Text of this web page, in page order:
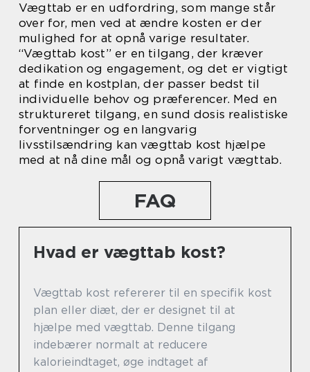
Vægttab er en udfordring, som mange står
over for, men ved at ændre kosten er der
mulighed for at opnå varige resultater.
“Vægttab kost” er en tilgang, der kræver
dedikation og engagement, og det er vigtigt
at finde en kostplan, der passer bedst til
individuelle behov og præferencer. Med en
struktureret tilgang, en sund dosis realistiske
forventninger og en langvarig
livsstilsændring kan vægttab kost hjælpe
med at nå dine mål og opnå varigt vægttab.
FAQ
Hvad er vægttab kost?
Vægttab kost refererer til en specifik kost
plan eller diæt, der er designet til at
hjælpe med vægttab. Denne tilgang
indebærer normalt at reducere
kalorieindtaget, øge indtaget af